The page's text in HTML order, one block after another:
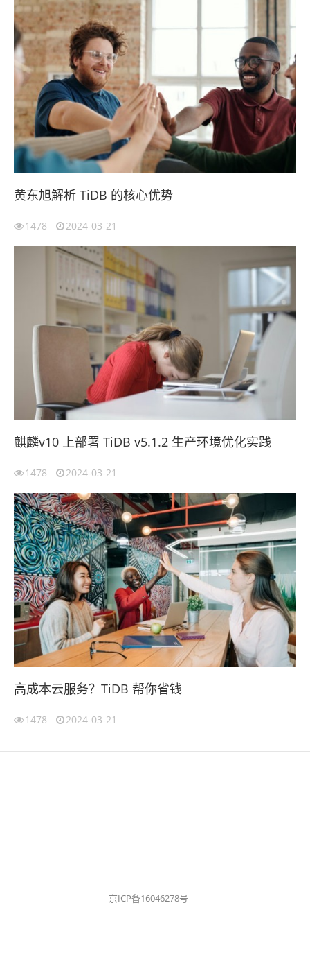
黄东旭解析 TiDB 的核心优势
1478 2024-03-21
麒麟v10 上部署 TiDB v5.1.2 生产环境优化实践
1478 2024-03-21
高成本云服务？TiDB 帮你省钱
1478 2024-03-21
京ICP备16046278号